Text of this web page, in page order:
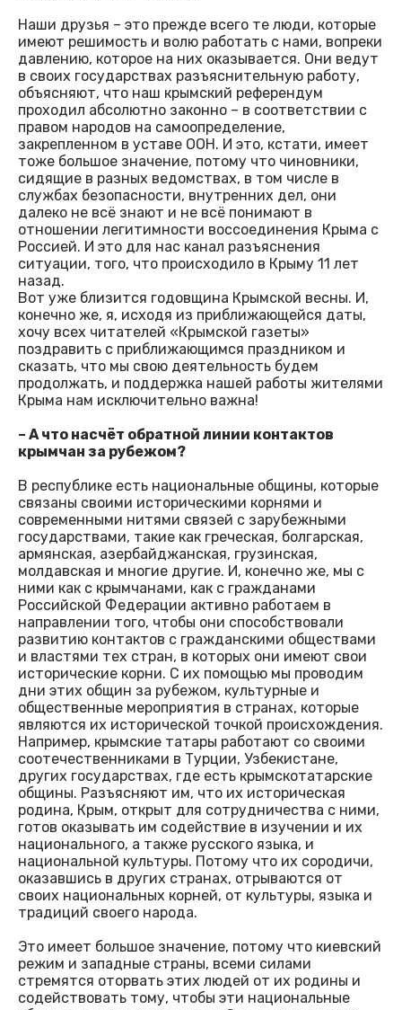
Наши друзья – это прежде всего те люди, которые
имеют решимость и волю работать с нами, вопреки
давлению, которое на них оказывается. Они ведут
в своих государствах разъяснительную работу,
объясняют, что наш крымский референдум
проходил абсолютно законно – в соответствии с
правом народов на самоопределение,
закрепленном в уставе ООН. И это, кстати, имеет
тоже большое значение, потому что чиновники,
сидящие в разных ведомствах, в том числе в
службах безопасности, внутренних дел, они
далеко не всё знают и не всё понимают в
отношении легитимности воссоединения Крыма с
Россией. И это для нас канал разъяснения
ситуации, того, что происходило в Крыму 11 лет
назад.
Вот уже близится годовщина Крымской весны. И,
конечно же, я, исходя из приближающейся даты,
хочу всех читателей «Крымской газеты»
поздравить с приближающимся праздником и
сказать, что мы свою деятельность будем
продолжать, и поддержка нашей работы жителями
Крыма нам исключительно важна!
– А что насчёт обратной линии контактов
крымчан за рубежом?
В республике есть национальные общины, которые
связаны своими историческими корнями и
современными нитями связей с зарубежными
государствами, такие как греческая, болгарская,
армянская, азербайджанская, грузинская,
молдавская и многие другие. И, конечно же, мы с
ними как с крымчанами, как с гражданами
Российской Федерации активно работаем в
направлении того, чтобы они способствовали
развитию контактов с гражданскими обществами
и властями тех стран, в которых они имеют свои
исторические корни. С их помощью мы проводим
дни этих общин за рубежом, культурные и
общественные мероприятия в странах, которые
являются их исторической точкой происхождения.
Например, крымские татары работают со своими
соотечественниками в Турции, Узбекистане,
других государствах, где есть крымскотатарские
общины. Разъясняют им, что их историческая
родина, Крым, открыт для сотрудничества с ними,
готов оказывать им содействие в изучении и их
национального, а также русского языка, и
национальной культуры. Потому что их сородичи,
оказавшись в других странах, отрываются от
своих национальных корней, от культуры, языка и
традиций своего народа.
Это имеет большое значение, потому что киевский
режим и западные страны, всеми силами
стремятся оторвать этих людей от их родины и
содействовать тому, чтобы эти национальные